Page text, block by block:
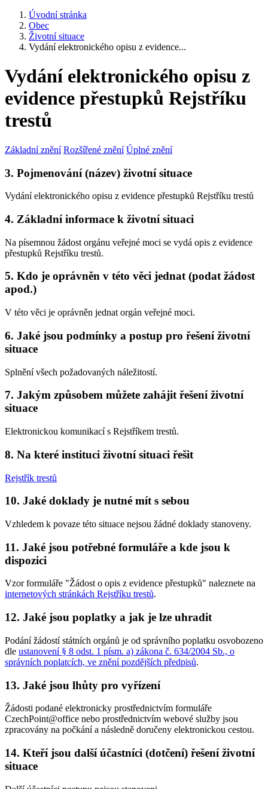
Úvodní stránka
Obec
Životní situace
Vydání elektronického opisu z evidence...
Vydání elektronického opisu z
evidence přestupků Rejstříku
trestů
Základní znění Rozšířené znění Úplné znění
3. Pojmenování (název) životní situace
Vydání elektronického opisu z evidence přestupků Rejstříku trestů
4. Základní informace k životní situaci
Na písemnou žádost orgánu veřejné moci se vydá opis z evidence
přestupků Rejstříku trestů.
5. Kdo je oprávněn v této věci jednat (podat žádost
apod.)
V této věci je oprávněn jednat orgán veřejné moci.
6. Jaké jsou podmínky a postup pro řešení životní
situace
Splnění všech požadovaných náležitostí.
7. Jakým způsobem můžete zahájit řešení životní
situace
Elektronickou komunikací s Rejstříkem trestů.
8. Na které instituci životní situaci řešit
Rejstřík trestů
10. Jaké doklady je nutné mít s sebou
Vzhledem k povaze této situace nejsou žádné doklady stanoveny.
11. Jaké jsou potřebné formuláře a kde jsou k
dispozici
Vzor formuláře "Žádost o opis z evidence přestupků" naleznete na
internetových stránkách Rejstříku trestů.
12. Jaké jsou poplatky a jak je lze uhradit
Podání žádostí státních orgánů je od správního poplatku osvobozeno
dle ustanovení § 8 odst. 1 písm. a) zákona č. 634/2004 Sb., o
správních poplatcích, ve znění pozdějších předpisů.
13. Jaké jsou lhůty pro vyřízení
Žádosti podané elektronicky prostřednictvím formuláře
CzechPoint@office nebo prostřednictvím webové služby jsou
zpracovány na počkání a následně doručeny elektronickou cestou.
14. Kteří jsou další účastníci (dotčení) řešení životní
situace